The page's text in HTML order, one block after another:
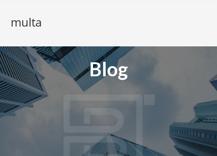
multa
Blog